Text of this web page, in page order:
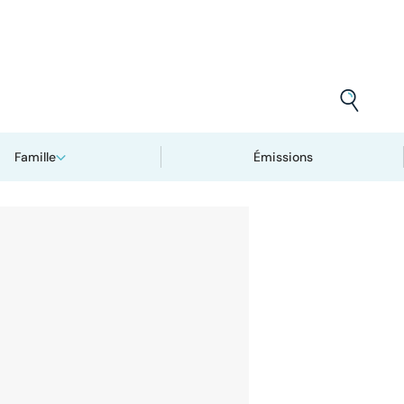
Famille Émissions